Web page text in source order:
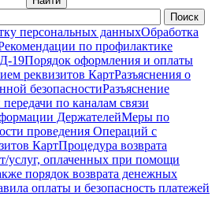
персональных данныхОбработка
по профилактике
19Порядок оформления и оплаты
реквизитов КартРазъяснения о
безопасностиРазъяснение
по каналам связи
ДержателейМеры по
проведения Операций с
КартПроцедура возврата
услуг, оплаченных при помощи
порядок возврата денежных
оплаты и безопасность платежей